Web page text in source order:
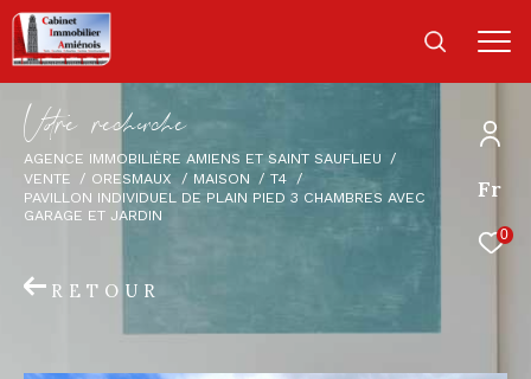
Fr
0
Vore recece
AGENCE IMMOBILIÈRE AMIENS ET SAINT SAUFLIEU
VENTE
ORESMAUX MAISON
T4
PAVILLON INDIVIDUEL DE PLAIN PIED 3 CHAMBRES AVEC
GARAGE ET JARDIN
RETOUR